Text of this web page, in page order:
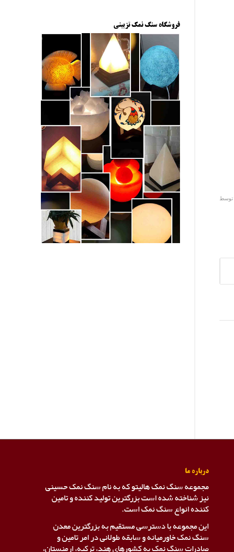
توسط
فروشگاه سنگ نمک تزیینی
درباره ما
مجموعه سنگ نمک هالیتو که به نام سنگ نمک حسینی
نیز شناخته شده است بزرگترین تولید کننده و تامین
کننده انواع سنگ نمک است.
این مجموعه با دسترسی مستقیم به بزرگترین معدن
سنگ نمک خاورمیانه و سابقه طولانی در امر تامین و
صادرات سنگ نمک به کشورهای هند، ترکیه، ارمنستان،